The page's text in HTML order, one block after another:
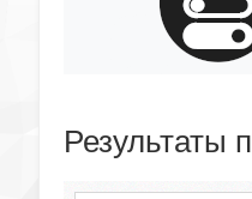
Результаты